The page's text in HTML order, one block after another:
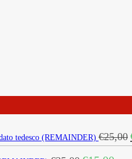
tedesco (REMAINDER) €25,00
Il